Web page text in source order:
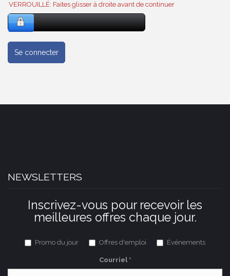
VERROUILLÉ: Faites glisser à droite avant de continuer
Se connecter
NEWSLETTERS
Inscrivez-vous pour recevoir les
meilleures offres chaque jour.
Promo du jour Offres d'emploi Événements
Courriel *